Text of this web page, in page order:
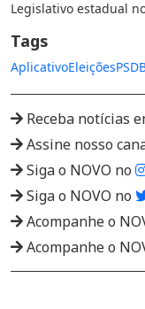
Legislativo estadual
Tags
AplicativoEleições
Receba notícias
Assine nosso
Siga o NOVO no
Siga o NOVO no
Acompanhe o
Acompanhe o